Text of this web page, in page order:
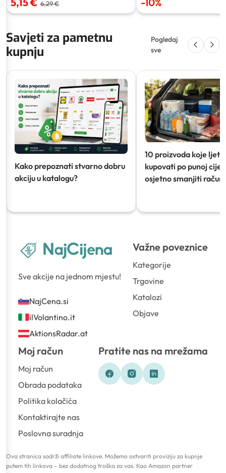
6,29 €
Savjeti za pametnu
kupnju
Pogledaj
sve
Kako prepoznati stvarno dobru
akciju u katalogu?
10 proizvoda koje ljeti
kupovati po punoj
osjetno smanjiti račun)
Sve akcije na jednom mjestu!
NajCena.si
ilVolantino.it
AktionsRadar.at
Važne poveznice
Kategorije
Trgovine
Katalozi
Objave
Moj račun
Moj račun
Obrada podataka
Politika kolačića
Kontaktirajte nas
Poslovna suradnja
Pratite nas na mrežama
Ova stranica sadrži affiliate linkove. Možemo ostvariti proviziju za kupnje
putem tih linkova – bez dodatnog troška za vas. Kao Amazon partner